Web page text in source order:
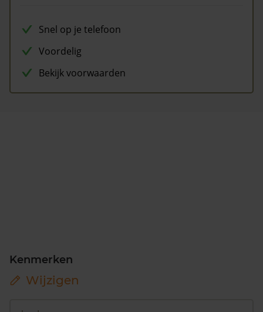
Snel op je telefoon
Voordelig
Bekijk voorwaarden
Kenmerken
Wijzigen